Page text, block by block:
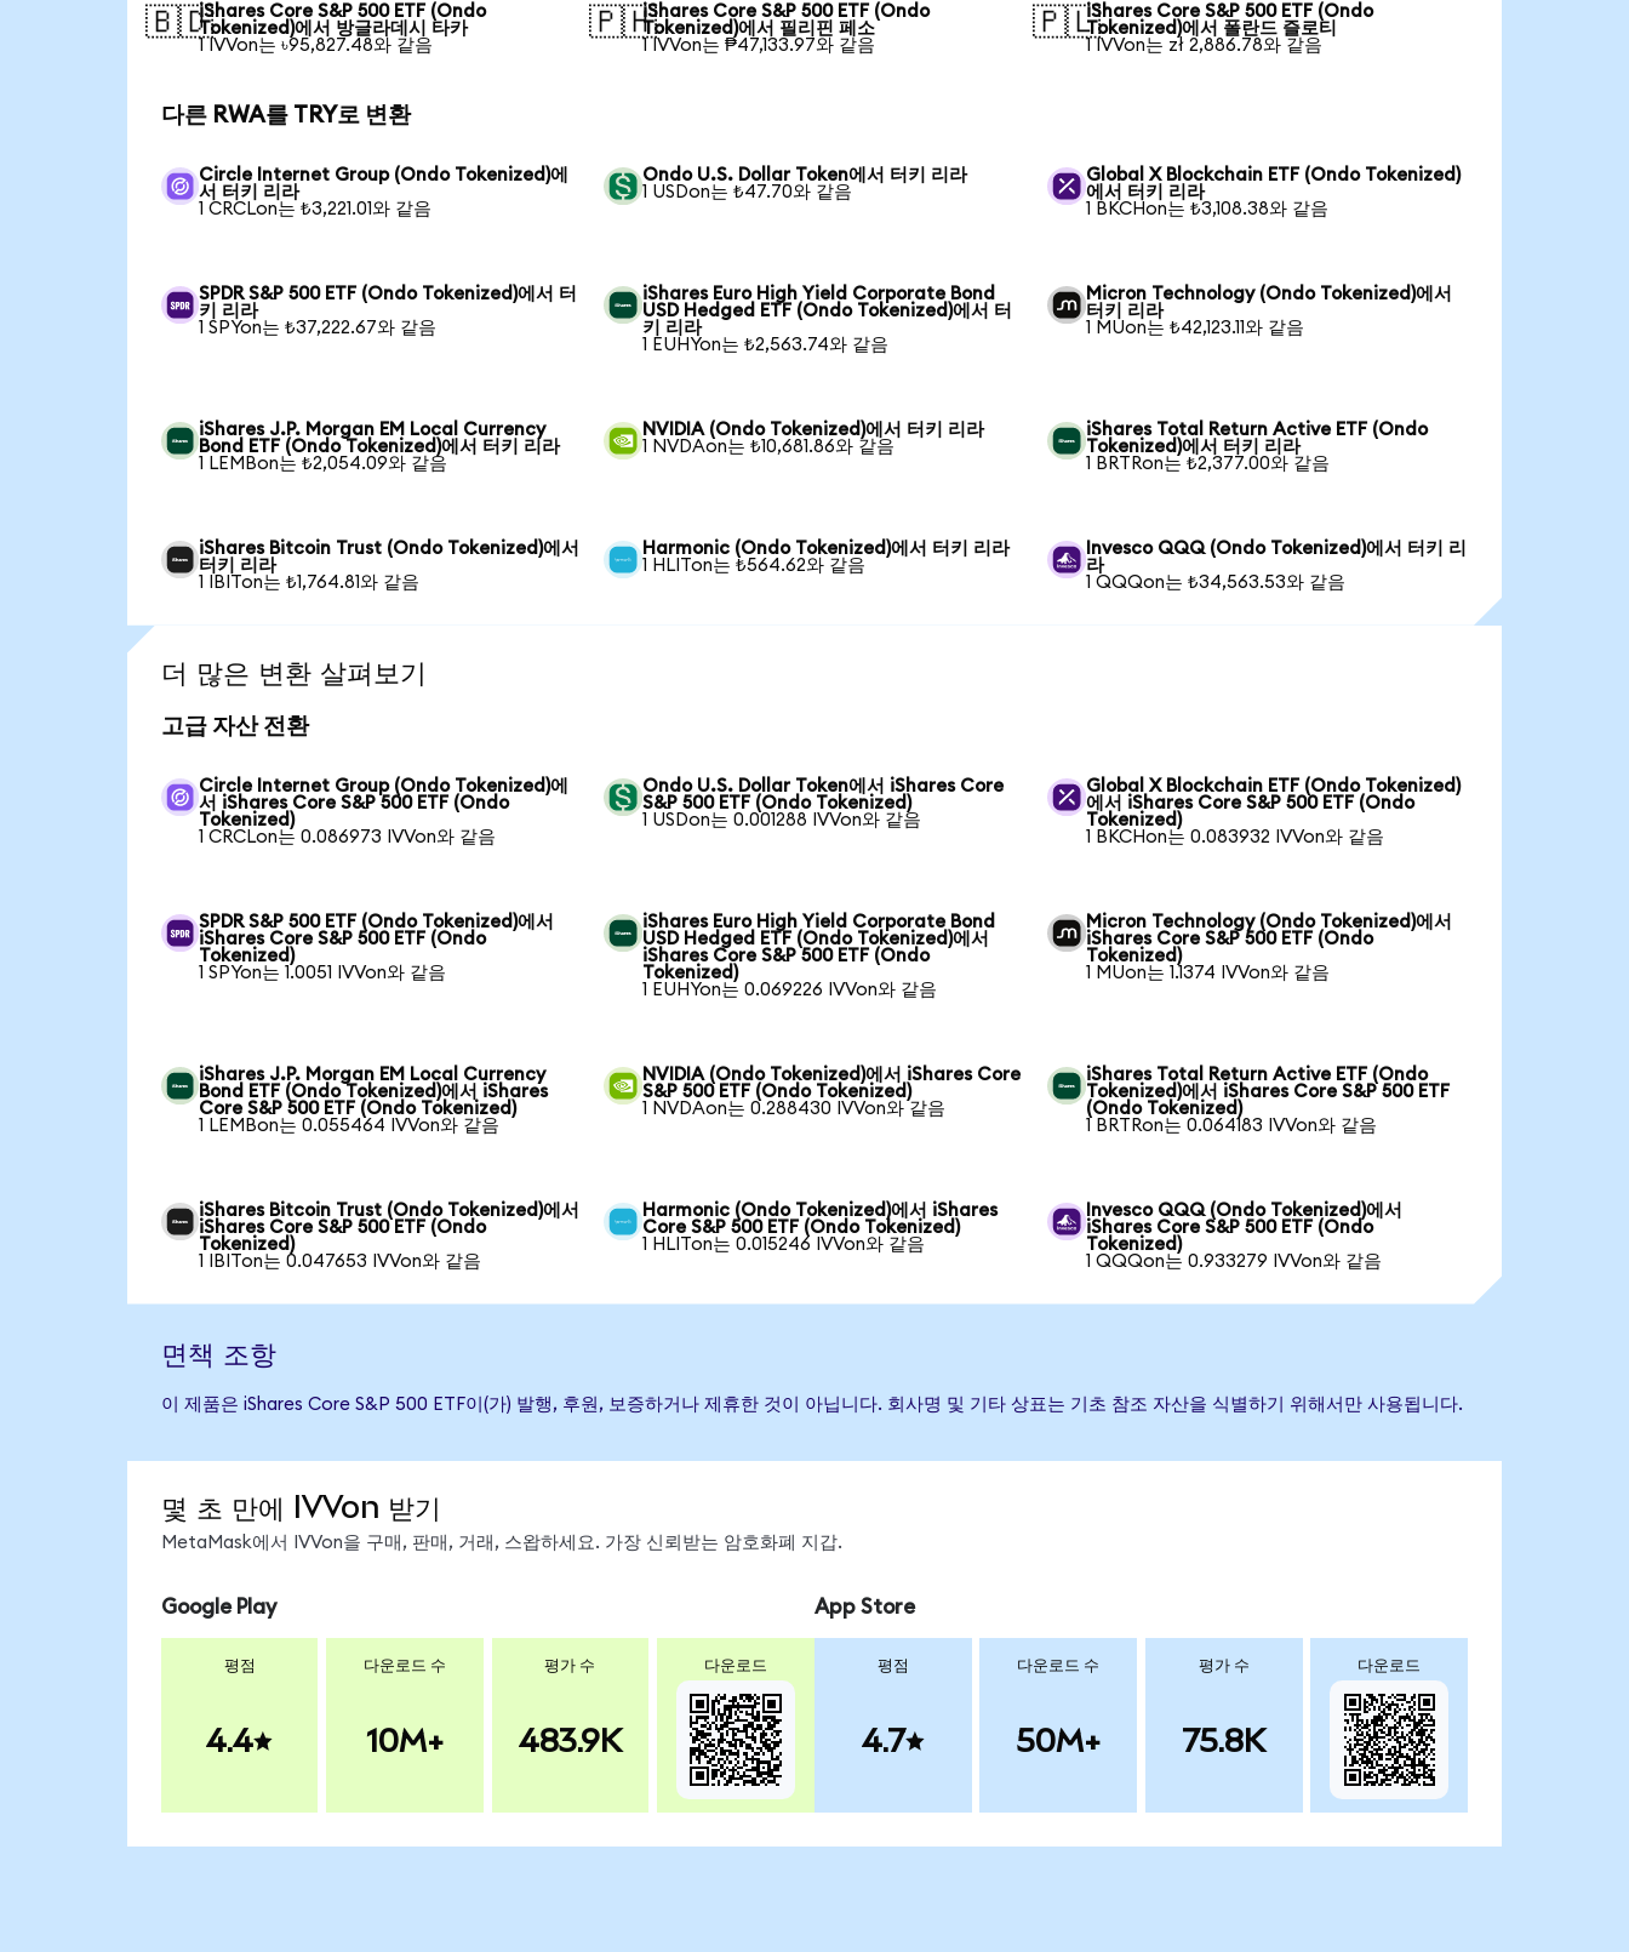
🇧🇩iShares Core S&P 500 ETF (Ondo
Tokenized)에서 방글라데시 타카
1 IVVon는 ৳95,827.48와 같음
🇵🇭iShares Core S&P 500 ETF (Ondo
Tokenized)에서 필리핀 페소
1 IVVon는 ₱47,133.97와 같음
🇵🇱iShares Core S&P 500 ETF (Ondo
Tokenized)에서 폴란드 즐로티
1 IVVon는 zł 2,886.78와 같음
다른 RWA를 TRY로 변환
Circle Internet Group (Ondo Tokenized)에
서 터키 리라
1 CRCLon는 ₺3,221.01와 같음
Ondo U.S. Dollar Token에서 터키 리라
1 USDon는 ₺47.70와 같음
Global X Blockchain ETF (Ondo Tokenized)
에서 터키 리라
1 BKCHon는 ₺3,108.38와 같음
SPDR S&P 500 ETF (Ondo Tokenized)에서 터
키 리라
1 SPYon는 ₺37,222.67와 같음
iShares Euro High Yield Corporate Bond
USD Hedged ETF (Ondo Tokenized)에서 터
키 리라
1 EUHYon는 ₺2,563.74와 같음
Micron Technology (Ondo Tokenized)에서
터키 리라
1 MUon는 ₺42,123.11와 같음
iShares J.P. Morgan EM Local Currency
Bond ETF (Ondo Tokenized)에서 터키 리라
1 LEMBon는 ₺2,054.09와 같음
NVIDIA (Ondo Tokenized)에서 터키 리라
1 NVDAon는 ₺10,681.86와 같음
iShares Total Return Active ETF (Ondo
Tokenized)에서 터키 리라
1 BRTRon는 ₺2,377.00와 같음
iShares Bitcoin Trust (Ondo Tokenized)에서
터키 리라
1 IBITon는 ₺1,764.81와 같음
Harmonic (Ondo Tokenized)에서 터키 리라
1 HLITon는 ₺564.62와 같음
Invesco QQQ (Ondo Tokenized)에서 터키 리
라
1 QQQon는 ₺34,563.53와 같음
더 많은 변환 살펴보기
고급 자산 전환
Circle Internet Group (Ondo Tokenized)에
서 iShares Core S&P 500 ETF (Ondo
Tokenized)
1 CRCLon는 0.086973 IVVon와 같음
Ondo U.S. Dollar Token에서 iShares Core
S&P 500 ETF (Ondo Tokenized)
1 USDon는 0.001288 IVVon와 같음
Global X Blockchain ETF (Ondo Tokenized)
에서 iShares Core S&P 500 ETF (Ondo
Tokenized)
1 BKCHon는 0.083932 IVVon와 같음
SPDR S&P 500 ETF (Ondo Tokenized)에서
iShares Core S&P 500 ETF (Ondo
Tokenized)
1 SPYon는 1.0051 IVVon와 같음
iShares Euro High Yield Corporate Bond
USD Hedged ETF (Ondo Tokenized)에서
iShares Core S&P 500 ETF (Ondo
Tokenized)
1 EUHYon는 0.069226 IVVon와 같음
Micron Technology (Ondo Tokenized)에서
iShares Core S&P 500 ETF (Ondo
Tokenized)
1 MUon는 1.1374 IVVon와 같음
iShares J.P. Morgan EM Local Currency
Bond ETF (Ondo Tokenized)에서 iShares
Core S&P 500 ETF (Ondo Tokenized)
1 LEMBon는 0.055464 IVVon와 같음
NVIDIA (Ondo Tokenized)에서 iShares Core
S&P 500 ETF (Ondo Tokenized)
1 NVDAon는 0.288430 IVVon와 같음
iShares Total Return Active ETF (Ondo
Tokenized)에서 iShares Core S&P 500 ETF
(Ondo Tokenized)
1 BRTRon는 0.064183 IVVon와 같음
iShares Bitcoin Trust (Ondo Tokenized)에서
iShares Core S&P 500 ETF (Ondo
Tokenized)
1 IBITon는 0.047653 IVVon와 같음
Harmonic (Ondo Tokenized)에서 iShares
Core S&P 500 ETF (Ondo Tokenized)
1 HLITon는 0.015246 IVVon와 같음
Invesco QQQ (Ondo Tokenized)에서
iShares Core S&P 500 ETF (Ondo
Tokenized)
1 QQQon는 0.933279 IVVon와 같음
면책 조항
이 제품은 iShares Core S&P 500 ETF이(가) 발행, 후원, 보증하거나 제휴한 것이 아닙니다. 회사명 및 기타 상표는 기초 참조 자산을 식별하기 위해서만 사용됩니다.
몇 초 만에 IVVon 받기
MetaMask에서 IVVon을 구매, 판매, 거래, 스왑하세요. 가장 신뢰받는 암호화폐 지갑.
Google Play
평점
4.4
다운로드 수
10M+
평가 수
483.9K
다운로드
App Store
평점
4.7
다운로드 수
50M+
평가 수
75.8K
다운로드